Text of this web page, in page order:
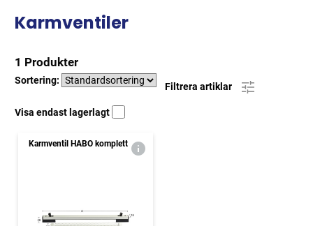
Karmventiler
1 Produkter
Sortering:
Filtrera artiklar
Visa endast lagerlagt
Karmventil HABO komplett